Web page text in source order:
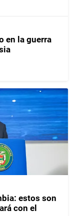
en la guerra
estos son
con el